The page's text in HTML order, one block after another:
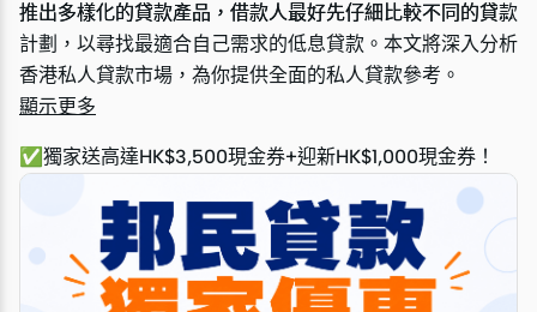
推出多樣化的貸款產品，借款人最好先仔細比較不同的貸款
計劃，以尋找最適合自己需求的低息貸款。本文將深入分析
香港私人貸款市場，為你提供全面的私人貸款參考。
推出多樣化的貸款產品，借款人最好先仔細比較不同的貸款
計劃，以尋找最適合自己需求的低息貸款。本文將深入分析
香港私人貸款市場，為你提供全面的私人貸款參考。
顯示更多
✅獨家送高達HK$3,500現金券+迎新HK$1,000現金券！